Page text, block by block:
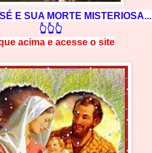
E SUA MORTE MISTERIOSA...
👆👆👆
acima e acesse o site